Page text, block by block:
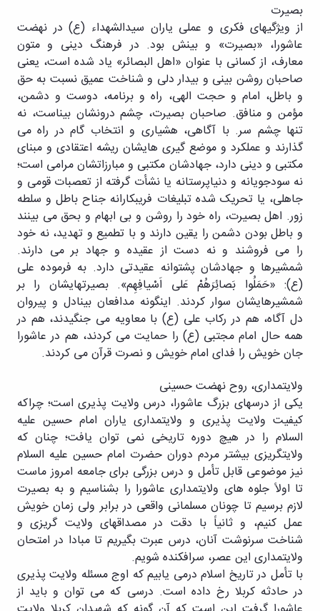
بصیرت
از ویژگیهای فکری و عملی یاران سیدالشهداء (ع) در نهضت
عاشورا، «بصیرت» و بینش بود. در فرهنگ دینی و متون
معارف، از کسانی با عنوان «اهل البصائر» یاد شده است، یعنی
صاحبان روشن بینی و بیدار دلی و شناخت عمیق نسبت به حق
و باطل، امام و حجت الهی، راه و برنامه، دوست و دشمن،
مؤمن و منافق. صاحبان بصیرت، چشم درونشان بیناست، نه
تنها چشم سر. با آگاهی، هشیاری و انتخاب گام در راه می
گذارند و عملکرد و موضع گیری هایشان ریشه اعتقادی و مبنای
مکتبی و دینی دارد، جهادشان مکتبی و مبارزاتشان مرامی است؛
نه سودجویانه و دنیاپرستانه یا نشأت گرفته از تعصبات قومی و
جاهلی، یا تحریک شده تبلیغات فریبکارانه جناح باطل و سلطه
زور. اهل بصیرت، راه خود را روشن و بی ابهام و بحق می بینند
و باطل بودن دشمن را یقین دارند و با تطمیع و تهدید، نه خود
را می فروشند و نه دست از عقیده و جهاد بر می دارند.
شمشیرها و جهادشان پشتوانه عقیدتی دارد. به فرموده علی
(ع): «حَمَلُوا بَصائِرَهُمْ عَلی اَسْیافِهِم». بصیرتهایشان را بر
شمشیرهایشان سوار کردند. اینگونه مدافعان بینادل و پیروان
دل آگاه، هم در رکاب علی (ع) با معاویه می جنگیدند، هم در
همه حال امام مجتبی (ع) را حمایت می کردند، هم در عاشورا
جان خویش را فدای امام خویش و نصرت قرآن می کردند.
ولایتمداری، روح نهضت حسینی
یکی از درس‎های بزرگ عاشورا، درس ولایت پذیری است؛ چراکه
کیفیت ولایت پذیری و ولایتمداری یاران امام حسین علیه
السلام را در هیچ دوره تاریخی نمی توان یافت؛ چنان که
ولایت‎گریزی بیشتر مردم دوران حضرت امام حسین علیه السلام
نیز موضوعی قابل تأمل و درس بزرگی برای جامعه امروز ماست
تا اولاً جلوه های ولایتمداری عاشورا را بشناسیم و به بصیرت
لازم برسیم تا چونان مسلمانی واقعی در برابر ولی زمان خویش
عمل کنیم، و ثانیاً با دقت در مصداق‎های ولایت گریزی و
شناخت سرنوشت آنان، درس عبرت بگیریم تا مبادا در امتحان
ولایتمداری این عصر، سرافکنده شویم.
با تأمل در تاریخ اسلام درمی یابیم که اوج مسئله ولایت پذیری
در حادثه کربلا رخ داده است. درسی که می توان و باید از